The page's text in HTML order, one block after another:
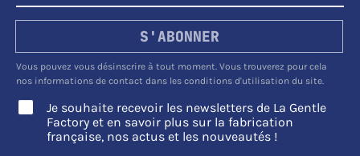
S'ABONNER
Vous pouvez vous désinscrire à tout moment. Vous trouverez pour cela
nos informations de contact dans les conditions d'utilisation du site.
Je souhaite recevoir les newsletters de La Gentle
Factory et en savoir plus sur la fabrication
française, nos actus et les nouveautés !